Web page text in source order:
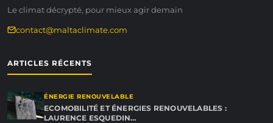
Le climat décrypté, pour mieux agir demain
contact@maltaclimate.com
ARTICLES RÉCENTS
ÉNERGIE RENOUVELABLE
ECOMOBILITÉ ET ÉNERGIES RENOUVELABLES :
LAURENCE ESQUEDIN…